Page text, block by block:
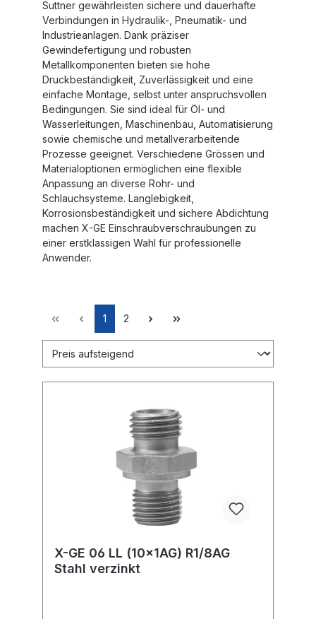
Suttner gewährleisten sichere und dauerhafte
Verbindungen in Hydraulik-, Pneumatik- und
Industrieanlagen. Dank präziser
Gewindefertigung und robusten
Metallkomponenten bieten sie hohe
Druckbeständigkeit, Zuverlässigkeit und eine
einfache Montage, selbst unter anspruchsvollen
Bedingungen. Sie sind ideal für Öl- und
Wasserleitungen, Maschinenbau, Automatisierung
sowie chemische und metallverarbeitende
Prozesse geeignet. Verschiedene Grössen und
Materialoptionen ermöglichen eine flexible
Anpassung an diverse Rohr- und
Schlauchsysteme. Langlebigkeit,
Korrosionsbeständigkeit und sichere Abdichtung
machen X-GE Einschraubverschraubungen zu
einer erstklassigen Wahl für professionelle
Anwender.
1 2
X-GE 06 LL (10x1AG) R1/8AG
Stahl verzinkt